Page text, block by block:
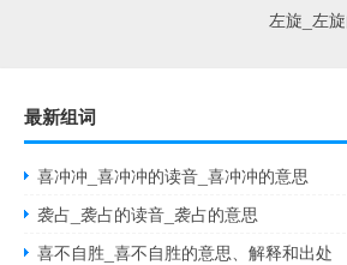
左旋_左
最新组词
喜冲冲_喜冲冲的读音_喜冲冲的意思
袭占_袭占的读音_袭占的意思
喜不自胜_喜不自胜的意思、解释和出处